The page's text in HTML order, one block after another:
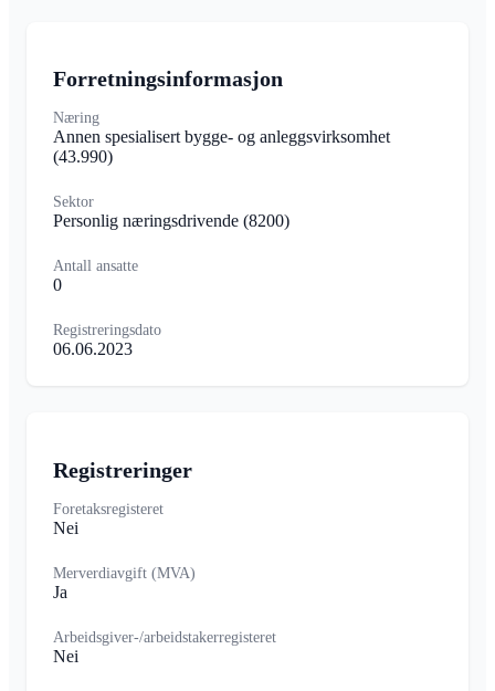
Forretningsinformasjon
Næring
Annen spesialisert bygge- og anleggsvirksomhet
(43.990)
Sektor
Personlig næringsdrivende (8200)
Antall ansatte
0
Registreringsdato
06.06.2023
Registreringer
Foretaksregisteret
Nei
Merverdiavgift (MVA)
Ja
Arbeidsgiver-/arbeidstakerregisteret
Nei